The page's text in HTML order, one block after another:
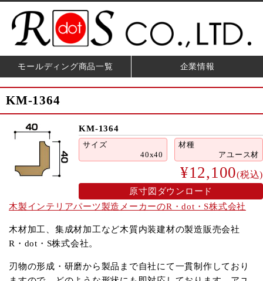
モールディング商品一覧 企業情報
KM-1364
KM-1364
サイズ
40x40
材種
アユース材
¥12,100(税込)
原寸図ダウンロード
木製インテリアパーツ製造メーカーのR・dot・S株式会社
木材加工、集成材加工など木質内装建材の製造販売会社
R・dot・S株式会社。
刃物の形成・研磨から製品まで自社にて一貫制作しており